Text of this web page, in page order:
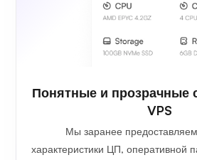
Понятные и прозрачные
VPS
Мы заранее
характеристики ЦП, оперативной